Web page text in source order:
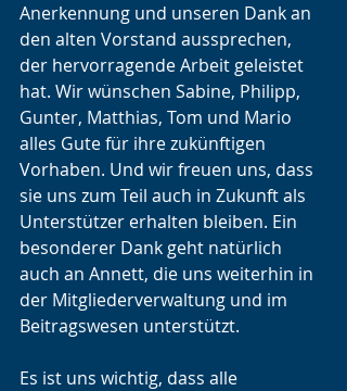
Anerkennung und unseren Dank an
den alten Vorstand aussprechen,
der hervorragende Arbeit geleistet
hat. Wir wünschen Sabine, Philipp,
Gunter, Matthias, Tom und Mario
alles Gute für ihre zukünftigen
Vorhaben. Und wir freuen uns, dass
sie uns zum Teil auch in Zukunft als
Unterstützer erhalten bleiben. Ein
besonderer Dank geht natürlich
auch an Annett, die uns weiterhin in
der Mitgliederverwaltung und im
Beitragswesen unterstützt.
Es ist uns wichtig, dass alle